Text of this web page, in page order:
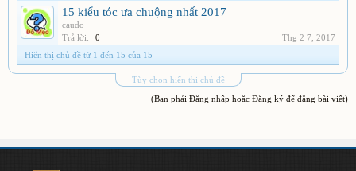
15 kiểu tóc ưa chuộng nhất 2017
caudo
Trả lời:
0
Thg 2 7, 2017
Hiển thị chủ đề từ 1 đến 15 của 15
Tùy chọn hiển thị chủ đề
(Bạn phải Đăng nhập hoặc Đăng ký để đăng bài viết)